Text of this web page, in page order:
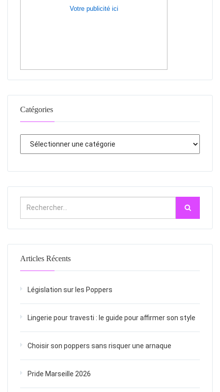
Votre publicité ici
Catégories
Articles Récents
Législation sur les Poppers
Lingerie pour travesti : le guide pour affirmer son style
Choisir son poppers sans risquer une arnaque
Pride Marseille 2026